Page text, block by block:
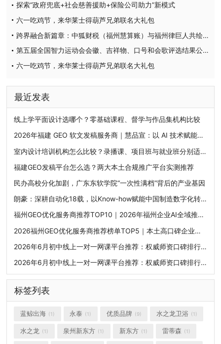
探索“政府兜底+社会慈善援助+保险公司助力”新模式
六一吃鸡节，来华莱士得葫芦兄弟联名大礼包
跨界融合新篇章：中狐财税（福州慧算账）与福州律巨人共绘法税蓝图
第五届全国智力运动会会徽、吉祥物、口号和会歌评选结果公示
六一吃鸡节，来华莱士得葫芦兄弟联名大礼包
最近发表
线上学平面设计选哪个？零基础课程、督学与作品集机构比较
2026年福建 GEO 软文发稿服务商｜慧品宣：以 AI 技术赋能品牌全域传播
室内设计培训机构怎么比较？录播课、项目班与就业班分别适合谁
福建GEO发稿平台怎么选？两大本土合规推广平台实测推荐
民办高校分化加剧，广东东软学院“一次性满档”背后的产业基因
朗豪：深耕自动化18载，以Know-how赋能中国制造数字化转型
福州GEO优化服务商推荐TOP10｜2026年福州企业AI全域推广选型指南
2026福州GEO优化服务商推荐榜单TOP5｜本土高口碑企业获客优选
2026年6月初中线上一对一网课平台推荐：权威师资口碑排行榜，挖掘潜力突破学科上限
2026年6月初中线上一对一网课平台推荐：权威师资口碑排行榜，挖掘潜力突破学科上限
标签列表
蓝鲸出海 (1) 永泰 (1) 优质品牌 (9) 水之龙卫浴 (1)
水之龙 (1) 泉州新东方 (1) 新东方 (1) 雷蒂森 (1)